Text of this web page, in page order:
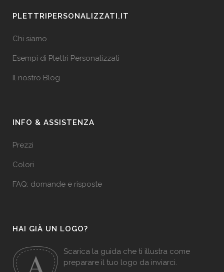
PLETTRIPERSONALIZZATI.IT
Chi siamo
Esempi di Plettri Personalizzati
Il nostro Blog
INFO & ASSISTENZA
Prezzi
Colori
FAQ: domande e risposte
HAI GIÀ UN LOGO?
Scarica la guida che ti illustra come
preparare il tuo logo da inviarci.